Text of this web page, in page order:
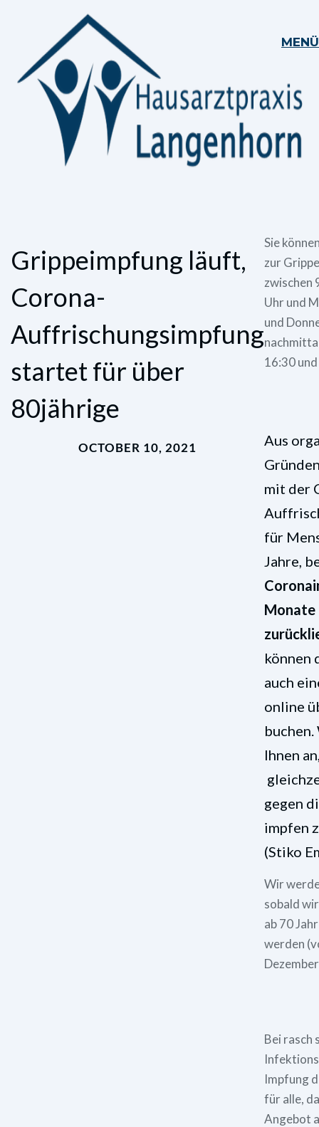
MENÜ
Grippeimpfung läuft,
Corona-
Auffrischungsimpfung
startet für über
80jährige
OCTOBER 10, 2021
Sie
zur
zwischen
Uhr und
und
16:30
Aus
mit der
für
Jahre,
Monate
können
auch
online
Ihnen
gegen
impfen
(Stiko
Wir
sobald
ab 70
werden
Bei rasch
Impfung
für alle,
Angebot